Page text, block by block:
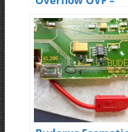
Ham Radio 2017